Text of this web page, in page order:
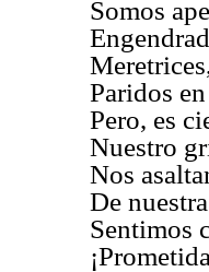
Somos
Paridos
Pero, es
Nuestro
Nos
De
Sentimos